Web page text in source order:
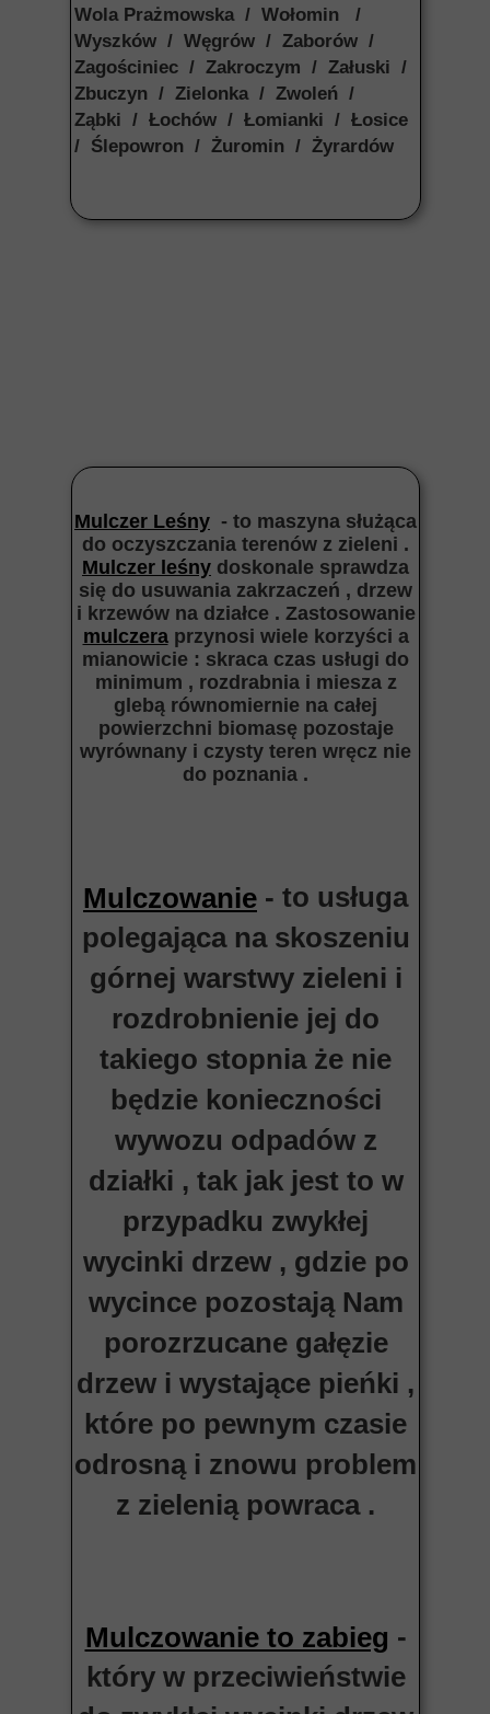
Mulczer Leśny - to maszyna służąca
do oczyszczania terenów z zieleni .
Mulczer leśny doskonale sprawdza
się do usuwania zakrzaczeń , drzew
i krzewów na działce . Zastosowanie
mulczeraprzynosi wiele korzyści a
mianowicie : skraca czas usługi do
minimum , rozdrabnia i miesza z
glebą równomiernie na całej
powierzchni biomasę pozostaje
wyrównany i czysty teren wręcz nie
do poznania .
Mulczowanie - to usługa
polegająca na skoszeniu
górnej warstwy zieleni i
rozdrobnienie jej do
takiego stopnia że nie
będzie konieczności
wywozu odpadów z
działki , tak jak jest to w
przypadku zwykłej
wycinki drzew , gdzie po
wycince pozostają Nam
porozrzucane gałęzie
drzew i wystające pieńki ,
które po pewnym czasie
odrosną i znowu problem
z zielenią powraca .
Mulczowanie to zabieg -
który w przeciwieństwie
Wola Prażmowska / Wołomin /
Wyszków / Węgrów / Zaborów /
Zagościniec / Zakroczym / Załuski /
Zbuczyn / Zielonka / Zwoleń /
Ząbki / Łochów / Łomianki / Łosice
/ Ślepowron / Żuromin / Żyrardów